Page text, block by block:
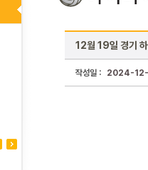
12월 19일 경기
작성일 : 2024-